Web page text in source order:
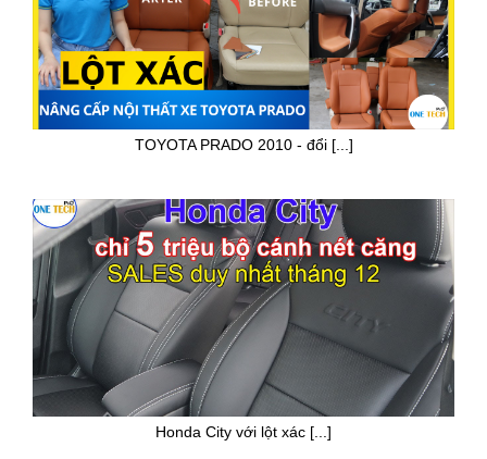
TOYOTA PRADO 2010 - đổi [...]
Honda City với lột xác [...]